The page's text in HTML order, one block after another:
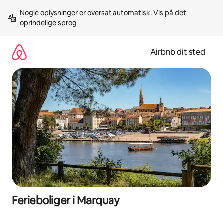
videre
Nogle oplysninger er oversat automatisk. Vis på det
oprindelige sprog
Airbnb dit sted
Ferieboliger i Marquay